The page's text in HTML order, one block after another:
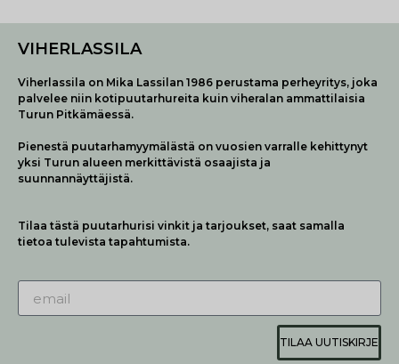
VIHERLASSILA
Viherlassila on Mika Lassilan 1986 perustama perheyritys, joka
palvelee niin kotipuutarhureita kuin viheralan ammattilaisia
Turun Pitkämäessä.
Pienestä puutarhamyymälästä on vuosien varralle kehittynyt
yksi Turun alueen merkittävistä osaajista ja
suunnannäyttäjistä.
Tilaa tästä puutarhurisi vinkit ja tarjoukset, saat samalla
tietoa tulevista tapahtumista.
TILAA UUTISKIRJE